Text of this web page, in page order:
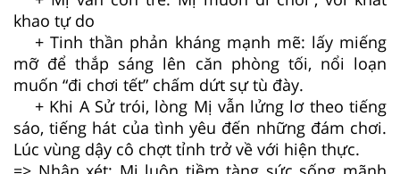
khao tự do
+ Tinh thần phản kháng mạnh mẽ: lấy miếng
mỡ để thắp sáng lên căn phòng tối, nổi loạn
muốn “đi chơi tết” chấm dứt sự tù đày.
+ Khi A Sử trói, lòng Mị vẫn lửng lơ theo tiếng
sáo, tiếng hát của tình yêu đến những đám chơi.
Lúc vùng dậy cô chợt tỉnh trở về với hiện thực.